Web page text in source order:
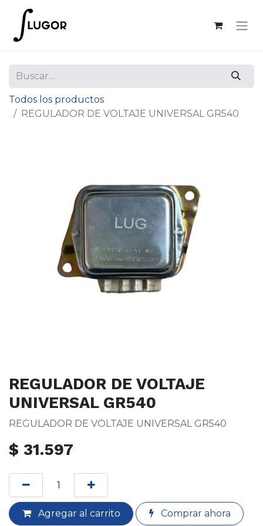
Todos los productos
REGULADOR DE VOLTAJE UNIVERSAL GR540
REGULADOR DE VOLTAJE
UNIVERSAL GR540
REGULADOR DE VOLTAJE UNIVERSAL GR540
$ 31.597
Agregar al carrito Comprar ahora